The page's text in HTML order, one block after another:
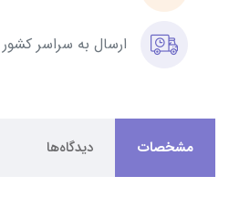
ارسال به سراسر کشور
مشخصات دیدگاه‌ها